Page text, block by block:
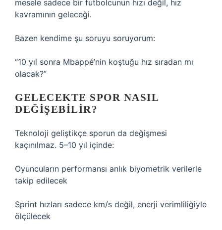
mesele sadece bir futbolcunun hızı değil, hız
kavramının geleceği.
Bazen kendime şu soruyu soruyorum:
“10 yıl sonra Mbappé’nin koştuğu hız sıradan mı
olacak?”
GELECEKTE SPOR NASIL
DEĞIŞEBILIR?
Teknoloji geliştikçe sporun da değişmesi
kaçınılmaz. 5–10 yıl içinde:
Oyuncuların performansı anlık biyometrik verilerle
takip edilecek
Sprint hızları sadece km/s değil, enerji verimliliğiyle
ölçülecek